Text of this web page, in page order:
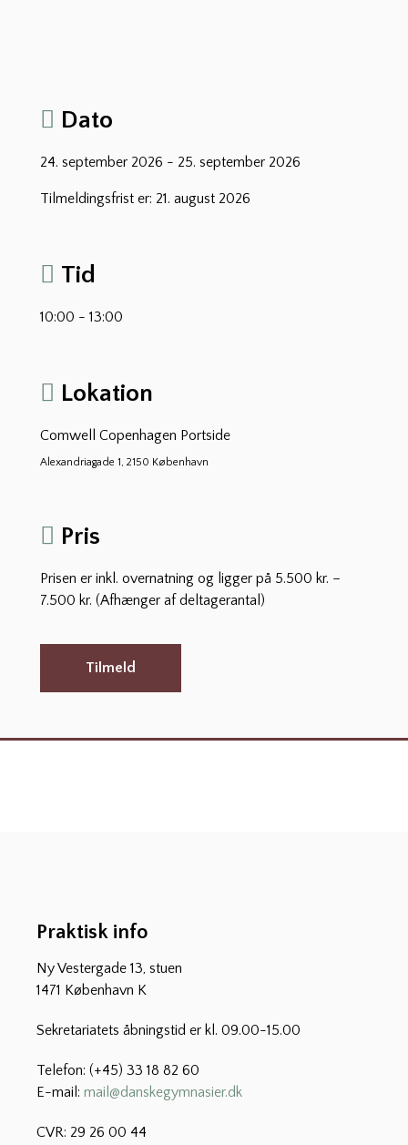
Dato
24. september 2026 - 25. september 2026
Tilmeldingsfrist er: 21. august 2026
Tid
10:00 - 13:00
Lokation
Comwell Copenhagen Portside
Alexandriagade 1, 2150 København
Pris
Prisen er inkl. overnatning og ligger på 5.500 kr. –
7.500 kr. (Afhænger af deltagerantal)
Tilmeld
Praktisk info
Ny Vestergade 13, stuen
1471 København K
Sekretariatets åbningstid er kl. 09.00-15.00
Telefon: (+45) 33 18 82 60
E-mail: mail@danskegymnasier.dk
CVR: 29 26 00 44